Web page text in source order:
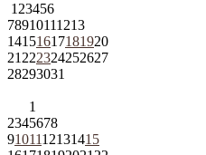
1 23456
78910111213
14151617181920
21 222324252627
28293031
1
2345678
9101112131415